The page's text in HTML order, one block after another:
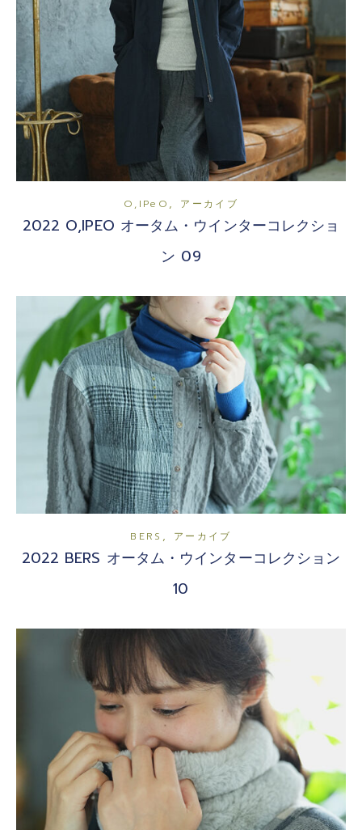
O,iPeO , アーカイブ
2022 O,IPEO オータム・ウインターコレクショ
ン 09
BERS , アーカイブ
2022 BERS オータム・ウインターコレクション
10